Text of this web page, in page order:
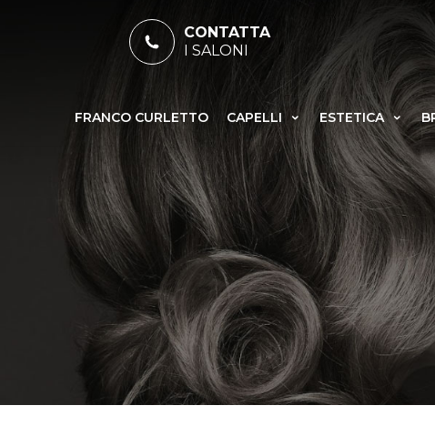
CONTATTA
I SALONI
FRANCO CURLETTO CAPELLI ESTETICA